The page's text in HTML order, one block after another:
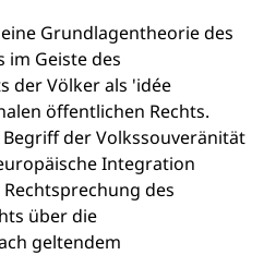
Grundlagentheorie des
im Geiste des
der Völker als 'idée
öffentlichen Rechts.
der Volkssouveränität
Integration
des
über die
geltendem